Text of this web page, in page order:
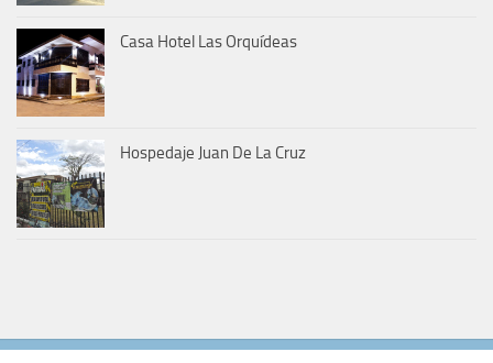
Casa Hotel Las Orquídeas
Hospedaje Juan De La Cruz